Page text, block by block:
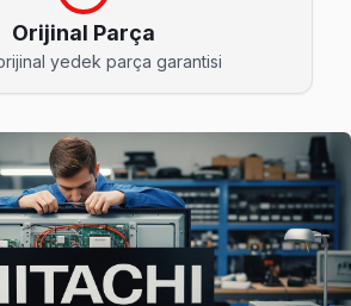
Con kart arızası Ertuğrul mahallesinde
Merkezi →
Servis
TV ekran değişimi gerekebilir mi?
Açılmıyor Arıza →
Servis
Hitachi TV teknisyeniniz ortalama 90
Hitachi Servis →
Orijinal Parça
yedek parça garantisi